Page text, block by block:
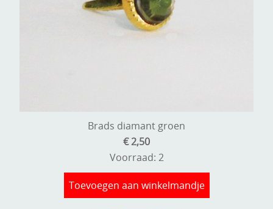
Brads diamant groen
€ 2,50
Voorraad: 2
Toevoegen aan winkelmandje